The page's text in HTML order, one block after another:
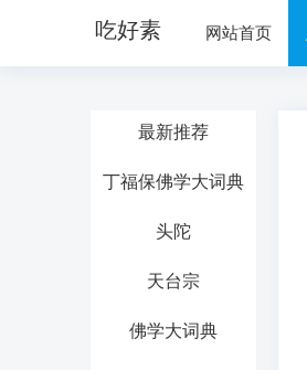
吃好素 网站首页
最新推荐
丁福保佛学大词典
头陀
天台宗
佛学大词典